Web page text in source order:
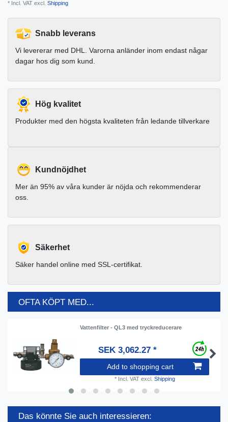
* Incl. VAT excl. Shipping
Snabb leverans
Vi levererar med DHL. Varorna anländer inom endast någar
dagar hos dig som kund.
Hög kvalitet
Produkter med den högsta kvaliteten från ledande tillverkare
Kundnöjdhet
Mer än 95% av våra kunder är nöjda och rekommenderar
oss.
Säkerhet
Säker handel online med SSL-certifikat.
OFTA KÖPT MED...
Vattenfilter - QL3 med tryckreducerare
SEK 3,062.27 *
Add to shopping cart
* Incl. VATexcl. Shipping
Das könnte Sie auch interessieren: